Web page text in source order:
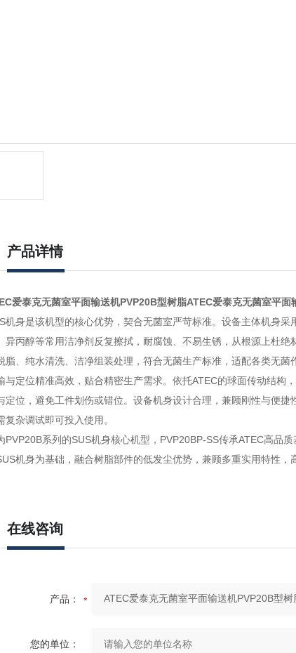
产品详情
爱泰克无菌室平面输送机PVP20B型树脂ATEC爱泰克无菌室平面
机身是该机型的核心优势，契合无菌室严苛标准。设备主体机身
异丙醇等常用洁净剂反复擦拭，耐腐蚀、不易生锈，从根源上杜
脂、纯水清洗、洁净组装处理，符合无菌生产标准，适配各类无菌
与定位精准高效，贴合精密生产需求。依托ATEC的球面传动结构
定位，避免工件划伤或错位。设备机身设计合理，兼顾刚性与便
复杂调试即可投入使用。
PVP20B系列的SUS机身核心机型，PVP20BP-SS传承ATEC高品
机身为基础，融合树脂部件的低发尘优势，兼顾多重实用特性
在线咨询
产品：
您的单位：